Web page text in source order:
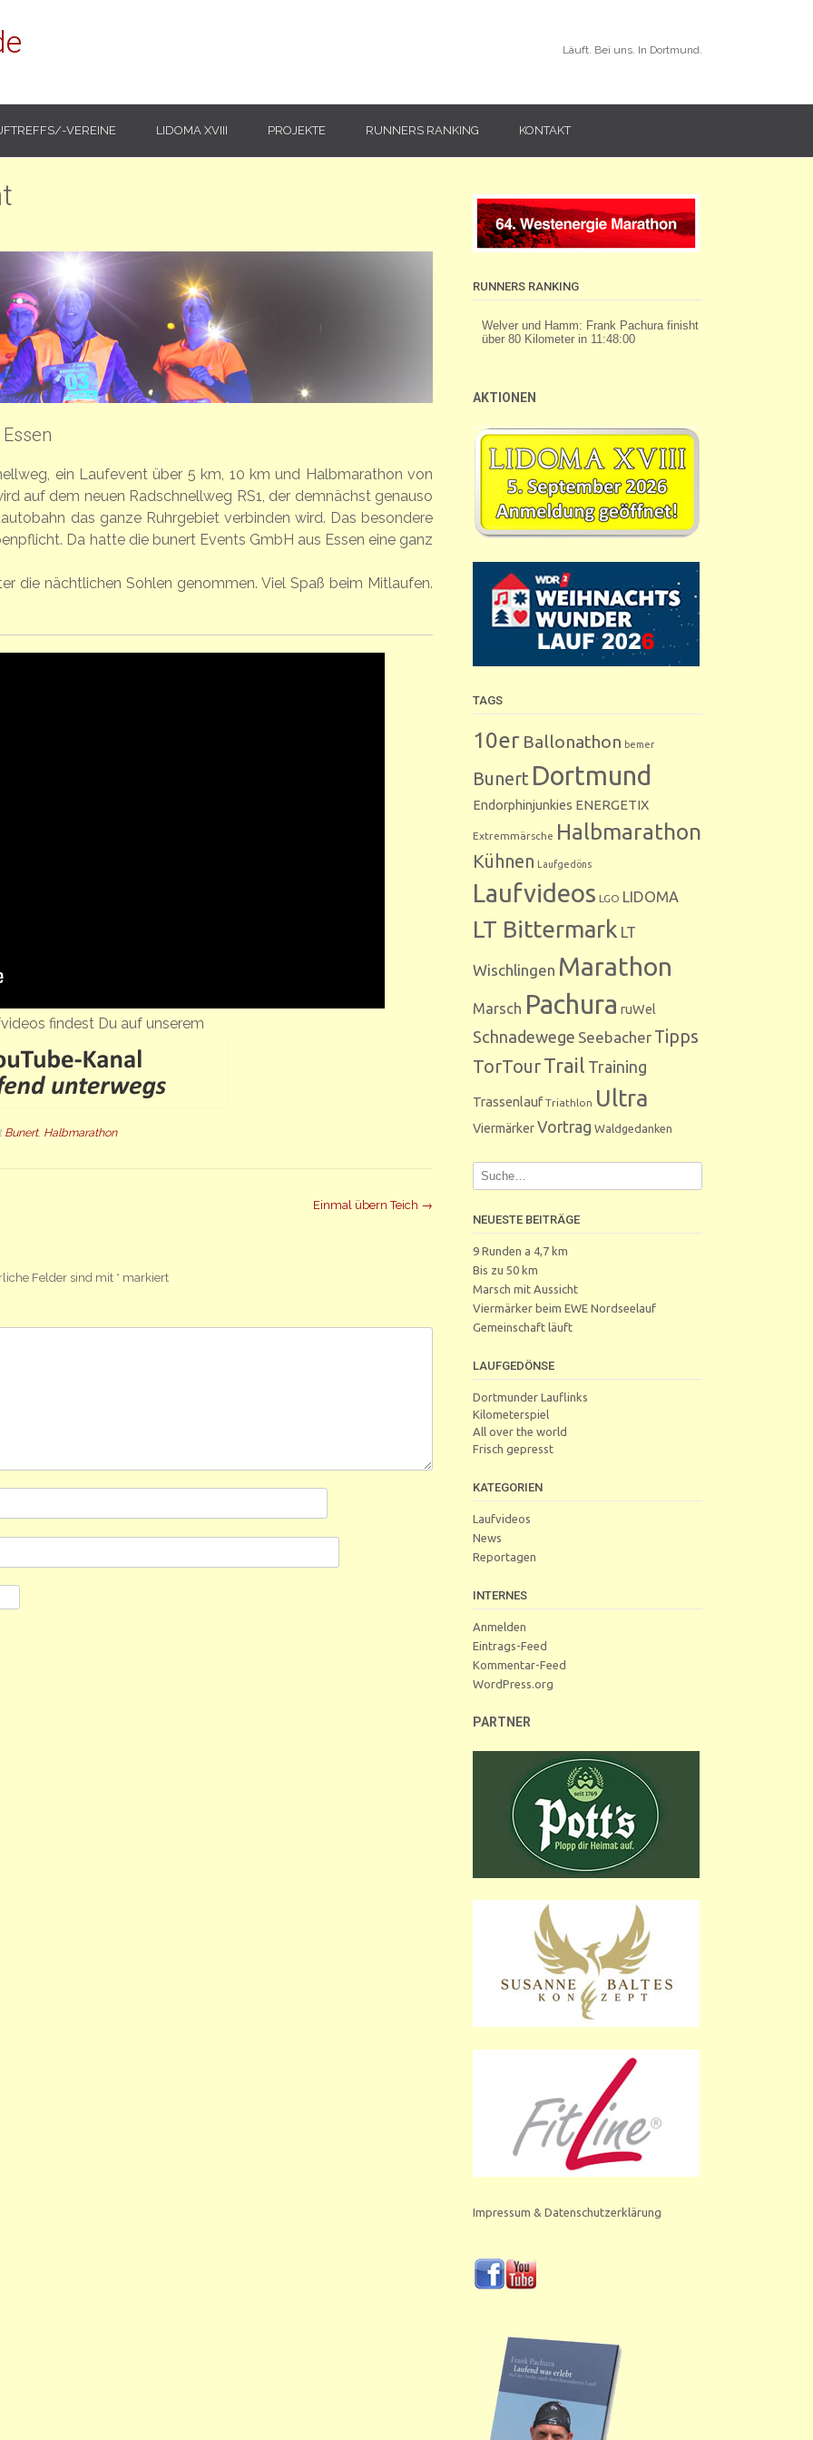
Läuft. Bei uns. In Dortmund.
VEREINE LIDOMA XVIII PROJEKTE RUNNERS RANKING KONTAKT
ein Laufevent über 5 km, 10 km und Halbmarathon von
auf dem neuen Radschnellweg RS1, der demnächst genauso
das ganze Ruhrgebiet verbinden wird. Das besondere
Da hatte die bunert Events GmbH aus Essen eine ganz
die nächtlichen Sohlen genommen. Viel Spaß beim Mitlaufen.
findest Du auf unserem
Bunert, Halbmarathon
Einmal übern Teich →
Felder sind mit * markiert
RUNNERS RANKING
AKTIONEN
TAGS
10er Ballonathon bemer
Bunert Dortmund
Endorphinjunkies ENERGETIX
Extremmärsche Halbmarathon
Kühnen Laufgedöns
Laufvideos LGO LIDOMA
LT Bittermark LT
Wischlingen Marathon
Marsch Pachura ruWel
Schnadewege Seebacher Tipps
TorTourTrail Training
Trassenlauf Triathlon Ultra
ViermärkerVortrag Waldgedanken
NEUESTE BEITRÄGE
9 Runden a 4,7 km
Bis zu 50 km
Marsch mit Aussicht
Viermärker beim EWE Nordseelauf
Gemeinschaft läuft
LAUFGEDÖNSE
Dortmunder Lauflinks
Kilometerspiel
All over the world
Frisch gepresst
KATEGORIEN
Laufvideos
News
Reportagen
INTERNES
Anmelden
Eintrags-Feed
Kommentar-Feed
WordPress.org
PARTNER
Impressum & Datenschutzerklärung